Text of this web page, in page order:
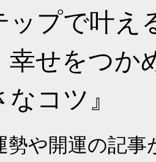
ップで叶
せをつか
コツ』
勢や開運の記